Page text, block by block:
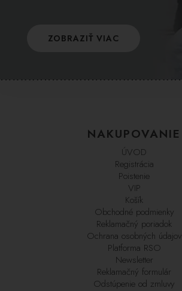
ZOBRAZIŤ VIAC
NAKUPOVANIE
ÚVOD
Registrácia
Poistenie
VIP
Košík
Obchodné podmienky
Reklamačný poriadok
Ochrana osobných údajov
Platforma RSO
Newsletter
Reklamačný formulár
Odstúpenie od zmluvy